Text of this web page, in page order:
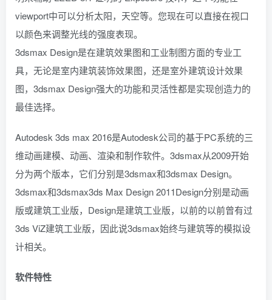
viewport中可以分析太阳，天空等。您现在可以直接在视口
以颜色来调整光线的强度表现。
3dsmax Design是在建筑效果图和工业制图方面的专业工
具，无论是室内建筑装饰效果图，还是室外建筑设计效果
图，3dsmax Design强大的功能和灵活性都是实现创造力的
最佳选择。
Autodesk 3ds max 2016是Autodesk公司的基于PC系统的三
维动画建模、动画、渲染和制作软件。3dsmax从2009开始
分为两个版本，它们分别是3dsmax和3dsmax Design。
3dsmax和3dsmax3ds Max Design 2011Design分别是动画
版或建筑工业版，Design是建筑工业版，以前的以前曾有过
3ds ViZ建筑工业版，因此说3dsmax始终与建筑等的模拟设
计相关。
软件特性